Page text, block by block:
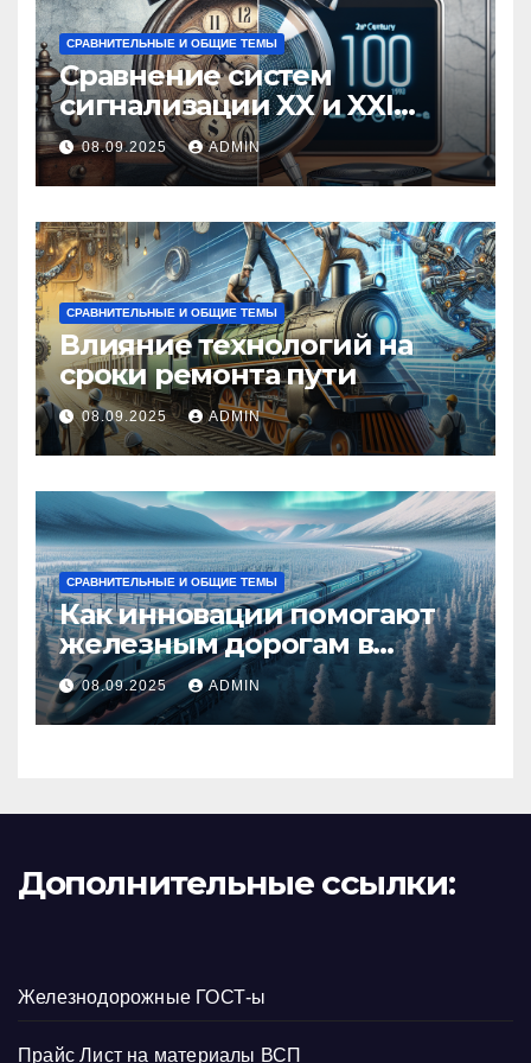
СРАВНИТЕЛЬНЫЕ И ОБЩИЕ ТЕМЫ
Сравнение систем
сигнализации XX и XXI
веков
08.09.2025 ADMIN
СРАВНИТЕЛЬНЫЕ И ОБЩИЕ ТЕМЫ
Влияние технологий на
сроки ремонта пути
08.09.2025 ADMIN
СРАВНИТЕЛЬНЫЕ И ОБЩИЕ ТЕМЫ
Как инновации помогают
железным дорогам в
условиях Арктики
08.09.2025 ADMIN
Дополнительные ссылки:
Железнодорожные ГОСТ-ы
Прайс Лист на материалы ВСП